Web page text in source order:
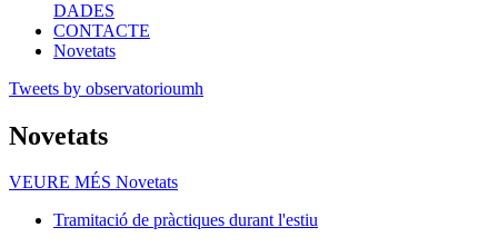
DADES
CONTACTE
Novetats
Tweets by observatorioumh
Novetats
VEURE MÉS Novetats
Tramitació de pràctiques durant l'estiu